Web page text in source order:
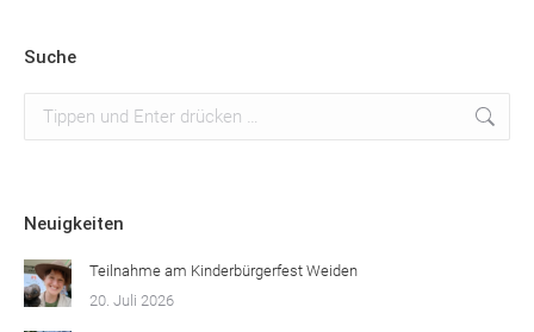
Suche
Neuigkeiten
Teilnahme am Kinderbürgerfest Weiden
20. Juli 2026